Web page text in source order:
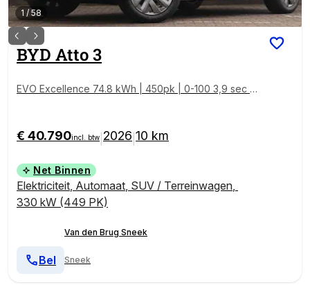
1 / 58
BYD Atto 3
EVO Excellence 74.8 kWh | 450pk | 0-100 3,9 sec | 1
€ 40.790incl. btw 2026 10 km
Net Binnen
Elektriciteit, Automaat, SUV / Terreinwagen,
330 kW (449 PK)
Van den Brug Sneek
Sneek
Bel